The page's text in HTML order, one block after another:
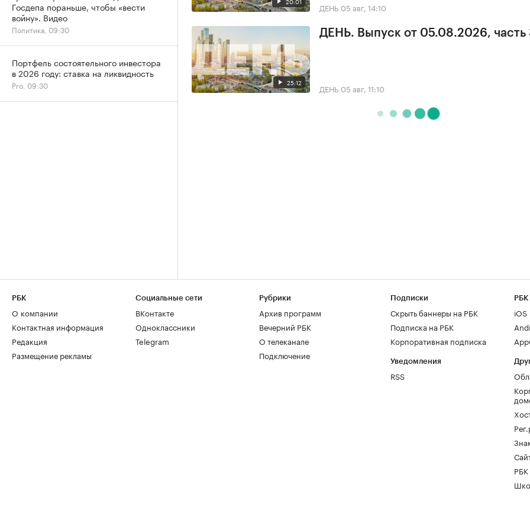
ДЕНЬ 05 авг, 14:10
25:12
ДЕНЬ. Выпуск от 05.08.2026, часть
ДЕНЬ 05 авг, 11:10
Госдепа пораньше, чтобы «вести
войну». Видео
Политика, 09:30
Портфель состоятельного инвестора
в 2026 году: ставка на ликвидность
Pro, 09:30
РБК
О компании
Контактная информация
Редакция
Размещение рекламы
Социальные сети
ВКонтакте
Одноклассники
Telegram
Рубрики
Архив программ
Вечерний РБК
О телеканале
Подключение
Подписки
Скрыть баннеры на РБК
Подписка на РБК
Корпоративная подписка
Уведомления
RSS
РБК
iOS